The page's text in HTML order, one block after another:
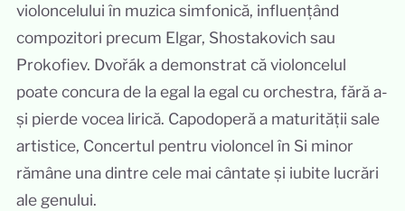
violoncelului în muzica simfonică, influențând
compozitori precum Elgar, Shostakovich sau
Prokofiev. Dvořák a demonstrat că violoncelul
poate concura de la egal la egal cu orchestra, fără a-
și pierde vocea lirică. Capodoperă a maturității sale
artistice, Concertul pentru violoncel în Si minor
rămâne una dintre cele mai cântate și iubite lucrări
ale genului.